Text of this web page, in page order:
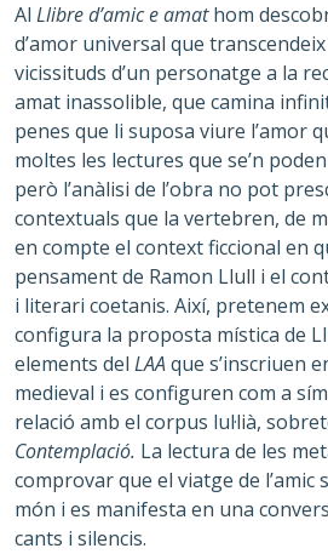
Al Llibre d’amic e amathom
d’amor universal que
vicissituds d’un personatge a la
amat inassolible, que camina
penes que li suposa viure l’amor
moltes les lectures que se’n
però l’anàlisi de l’obra no pot
contextuals que la vertebren, de
en compte el context ficcional en
pensament de Ramon Llull i el
i literari coetanis. Així, pretenem
configura la proposta mística de
elements del LAAque s’inscriuen
medieval i es configuren com a
relació amb el corpus lul·lià,
Contemplació. La lectura de les
comprovar que el viatge de l’amic
món i es manifesta en una
cants i silencis.